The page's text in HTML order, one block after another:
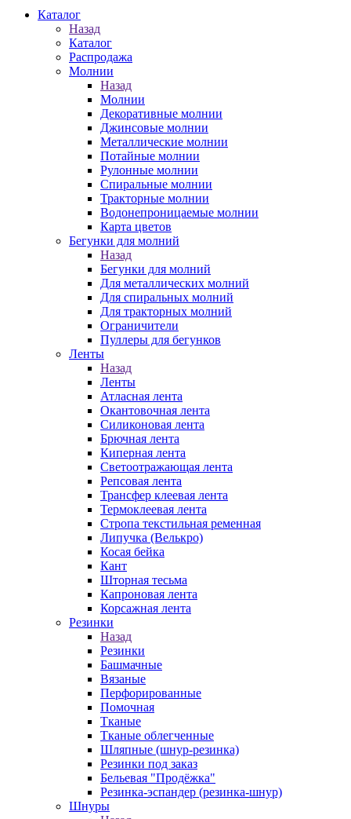
Каталог
Назад
Каталог
Распродажа
Молнии
Назад
Молнии
Декоративные молнии
Джинсовые молнии
Металлические молнии
Потайные молнии
Рулонные молнии
Спиральные молнии
Тракторные молнии
Водонепроницаемые молнии
Карта цветов
Бегунки для молний
Назад
Бегунки для молний
Для металлических молний
Для спиральных молний
Для тракторных молний
Ограничители
Пуллеры для бегунков
Ленты
Назад
Ленты
Атласная лента
Окантовочная лента
Силиконовая лента
Брючная лента
Киперная лента
Светоотражающая лента
Репсовая лента
Трансфер клеевая лента
Термоклеевая лента
Стропа текстильная ременная
Липучка (Велькро)
Косая бейка
Кант
Шторная тесьма
Капроновая лента
Корсажная лента
Резинки
Назад
Резинки
Башмачные
Вязаные
Перфорированные
Помочная
Тканые
Тканые облегченные
Шляпные (шнур-резинка)
Резинки под заказ
Бельевая "Продёжка"
Резинка-эспандер (резинка-шнур)
Шнуры